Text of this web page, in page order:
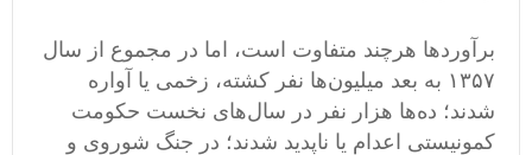
برآوردها هرچند متفاوت است، اما در مجموع از سال
۱۳۵۷ به بعد میلیون‌ها نفر کشته، زخمی یا آواره
شدند؛ ده‌ها هزار نفر در سال‌های نخست حکومت
کمونیستی اعدام یا ناپدید شدند؛ در جنگ شوروی و